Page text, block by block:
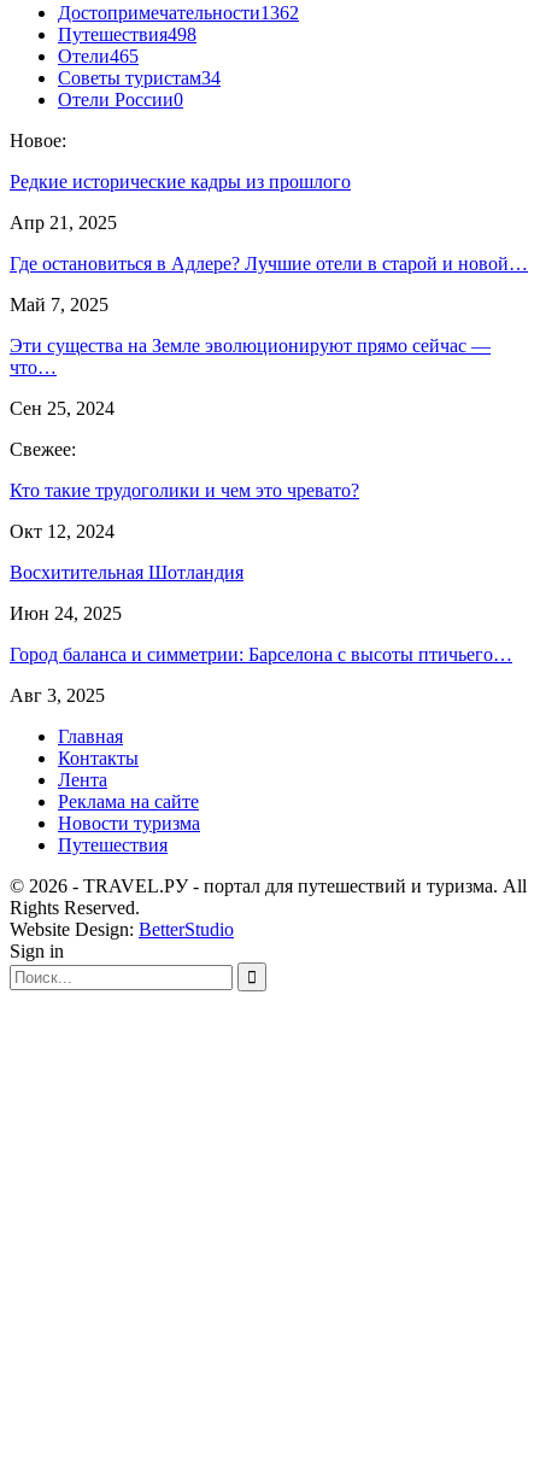
Достопримечательности1362
Путешествия498
Отели465
Советы туристам34
Отели России0
Новое:
Редкие исторические кадры из прошлого
Апр 21, 2025
Где остановиться в Адлере? Лучшие отели в старой и новой…
Май 7, 2025
Эти существа на Земле эволюционируют прямо сейчас —
что…
Сен 25, 2024
Свежее:
Кто такие трудоголики и чем это чревато?
Окт 12, 2024
Восхитительная Шотландия
Июн 24, 2025
Город баланса и симметрии: Барселона с высоты птичьего…
Авг 3, 2025
Главная
Контакты
Лента
Реклама на сайте
Новости туризма
Путешествия
© 2026 - TRAVEL.РУ - портал для путешествий и туризма. All
Rights Reserved.
Website Design: BetterStudio
Sign in